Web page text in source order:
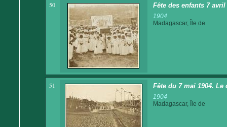
50 Fête des enfants 7
1904
Madagascar, Île de
51 Fête du 7 mai 1904. Le
1904
Madagascar, Île de